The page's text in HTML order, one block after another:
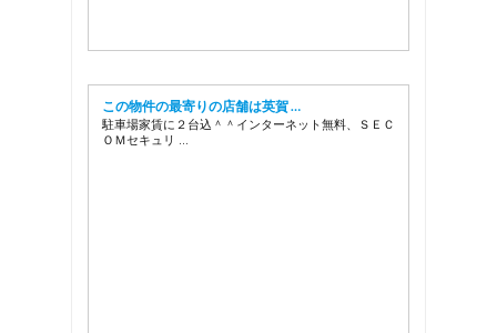
この物件の最寄りの店舗は英賀 …
駐車場家賃に２台込＾＾インターネット無料、ＳＥＣ
ＯＭセキュリ …